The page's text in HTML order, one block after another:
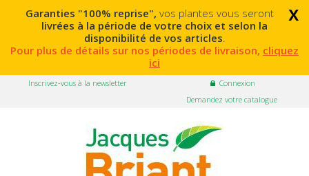
x
Garanties "100% reprise", vos plantes vous seront
livrées à la période de votre choix et selon la
disponibilité de vos articles.
Pour plus de détails sur nos périodes de livraison, cliquez
ici
Connexion
Inscrivez-vous à la newsletter
Demandez votre catalogue